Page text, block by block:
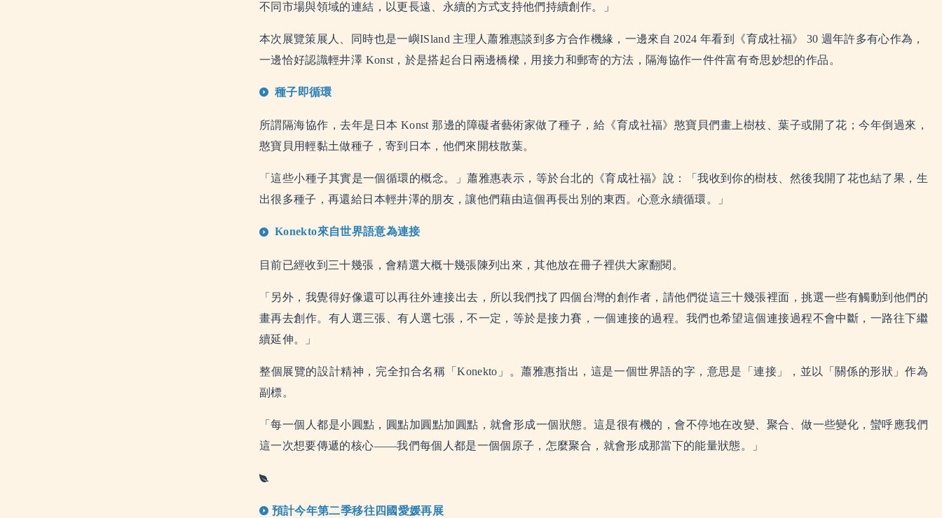
不同市場與領域的連結，以更長遠、永續的方式支持他們持續創作。」
本次展覽策展人、同時也是一嶼ISland 主理人蕭雅惠談到多方合作機緣，一邊來自 2024 年看到 《育成社福》 30 週年許多有心作為，
一邊恰好認識輕井澤 Konst，於是搭起台日兩邊橋樑，用接力和郵寄的方法，隔海協作一件件富有奇思妙想的作品。
種子即循環
所謂隔海協作，去年是日本 Konst 那邊的障礙者藝術家做了種子，給 《育成社福》 憨寶貝們畫上樹枝、葉子或開了花；今年倒過來，
憨寶貝用輕黏土做種子，寄到日本，他們來開枝散葉。
「這些小種子其實是一個循環的概念。」蕭雅惠表示，等於台北的 《育成社福》 說：「我收到你的樹枝、然後我開了花也結了果，生
出很多種子，再還給日本輕井澤的朋友，讓他們藉由這個再長出別的東西。心意永續循環。」
Konekto來自世界語意為連接
目前已經收到三十幾張，會精選大概十幾張陳列出來，其他放在冊子裡供大家翻閱。
「另外，我覺得好像還可以再往外連接出去，所以我們找了四個台灣的創作者，請他們從這三十幾張裡面，挑選一些有觸動到他們的
畫再去創作。有人選三張、有人選七張，不一定，等於是接力賽，一個連接的過程。我們也希望這個連接過程不會中斷，一路往下繼
續延伸。」
整個展覽的設計精神，完全扣合名稱「Konekto」。蕭雅惠指出，這是一個世界語的字，意思是「連接」，並以「關係的形狀」作為
副標。
「每一個人都是小圓點，圓點加圓點加圓點，就會形成一個狀態。這是很有機的，會不停地在改變、聚合、做一些變化，蠻呼應我們
這一次想要傳遞的核心——我們每個人都是一個個原子，怎麼聚合，就會形成那當下的能量狀態。」
預計今年第二季移往四國愛媛再展